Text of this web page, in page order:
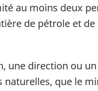
au moins deux
de pétrole et de
une direction ou
que le